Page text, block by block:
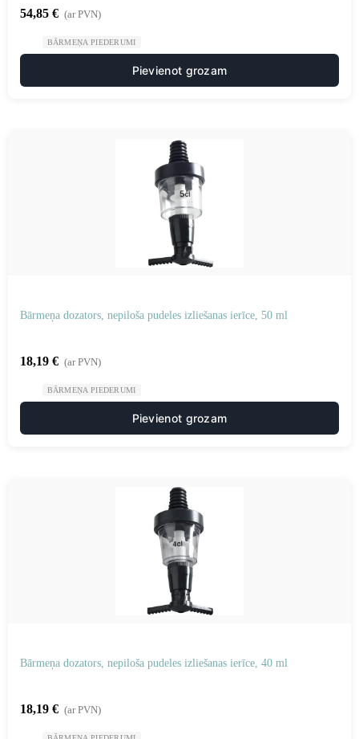
54,85 € (ar PVN)
BĀRMEŅA PIEDERUMI
Pievienot grozam
Bārmeņa dozators, nepiloša pudeles izliešanas ierīce, 50 ml
18,19 € (ar PVN)
BĀRMEŅA PIEDERUMI
Pievienot grozam
Bārmeņa dozators, nepiloša pudeles izliešanas ierīce, 40 ml
18,19 € (ar PVN)